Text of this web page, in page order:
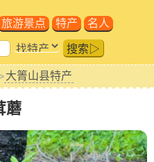
旅游景点 特产 名人
搜索▷
大箐山县特产
蘑